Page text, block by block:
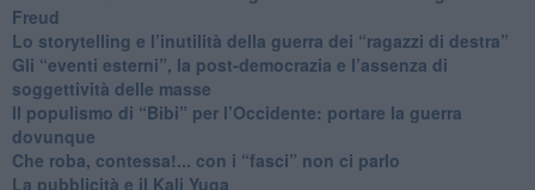
Freud
​Lo storytelling e l’inutilità della guerra dei “ragazzi di destra”
​Gli “eventi esterni”, la post-democrazia e l’assenza di
soggettività delle masse
​Il populismo di “Bibi” per l’Occidente: portare la guerra
dovunque
​Che roba, contessa!... con i “fasci” non ci parlo
La pubblicità e il Kali Yuga